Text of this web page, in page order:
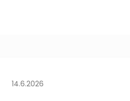
Hodnotenie obchodu je 4 z 5
14.6.2026